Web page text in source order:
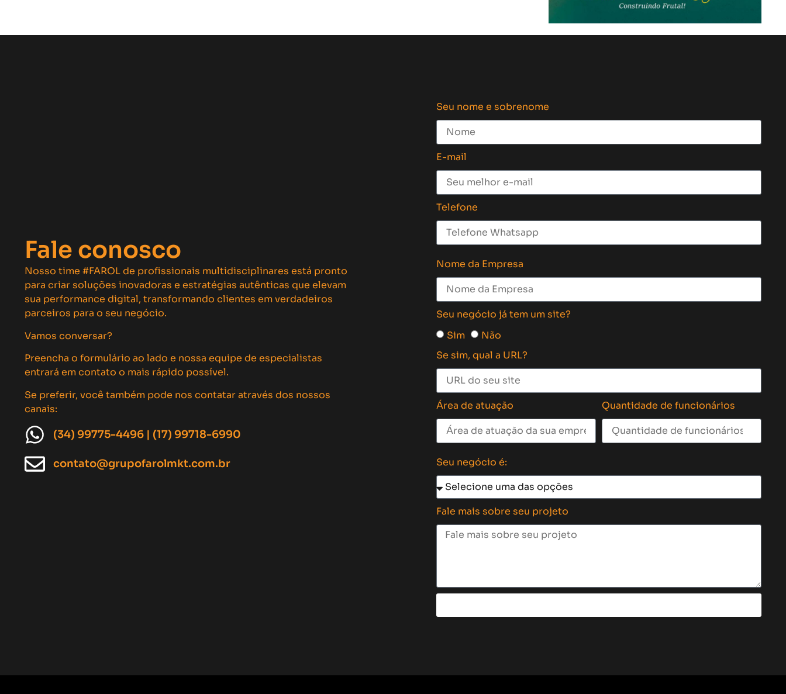
Fale conosco
Nosso time #FAROL de profissionais multidisciplinares está pronto
para criar soluções inovadoras e estratégias autênticas que elevam
sua performance digital, transformando clientes em verdadeiros
parceiros para o seu negócio.
Vamos conversar?
Preencha o formulário ao lado e nossa equipe de especialistas
entrará em contato o mais rápido possível.
Se preferir, você também pode nos contatar através dos nossos
canais:
(34) 99775-4496 | (17) 99718-6990
contato@grupofarolmkt.com.br
Seu nome e sobrenome
E-mail
Telefone
Nome da Empresa
Seu negócio já tem um site?
Sim
Não
Se sim, qual a URL?
Área de atuação Quantidade de funcionários
Seu negócio é:
Fale mais sobre seu projeto